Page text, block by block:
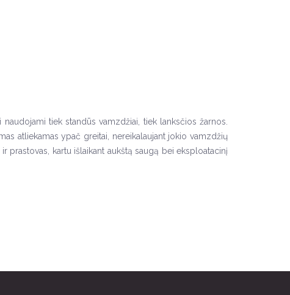
tiek standūs vamzdžiai, tiek lanksčios žarnos.
atliekamas ypač greitai, nereikalaujant jokio vamzdžių
prastovas, kartu išlaikant aukštą saugą bei eksploatacinį